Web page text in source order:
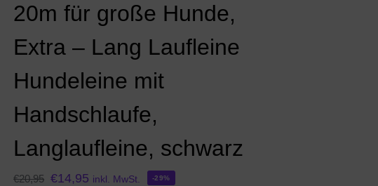
20m für große Hunde,
Extra – Lang Laufleine
Hundeleine mit
Handschlaufe,
Langlaufleine, schwarz
€20,95 €14,95 inkl. MwSt. -29%